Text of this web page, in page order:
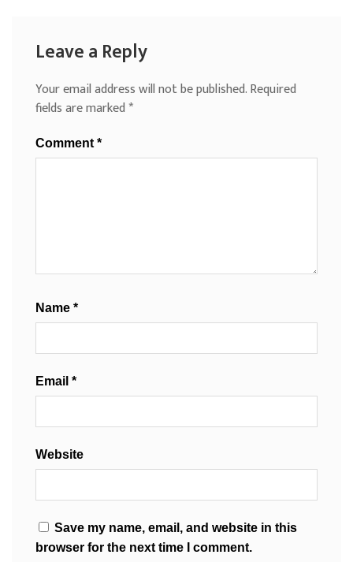
Leave a Reply
Your email address will not be published.Required
fields are marked*
Comment *
Name *
Email *
Website
Save my name, email, and website in this
browser for the next time I comment.